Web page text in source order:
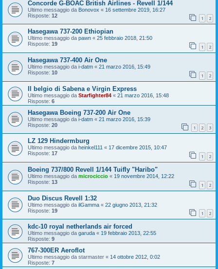
Concorde G-BOAC British Airlines - Revell 1/144
Ultimo messaggio da Bonovox « 16 settembre 2019, 16:27
Risposte: 12 1 2
Hasegawa 737-200 Ethiopian
Ultimo messaggio da pawn « 25 febbraio 2018, 21:50
Risposte: 19 1 2
Hasegawa 737-400 Air One
Ultimo messaggio da i-datm « 21 marzo 2016, 15:49
Risposte: 10 1 2
Il belgio di Sabena e Virgin Express
Ultimo messaggio da Starfighter84 « 21 marzo 2016, 15:48
Risposte: 6
Hasegawa Boeing 737-200 Air One
Ultimo messaggio da i-datm « 21 marzo 2016, 15:39
Risposte: 20 1 2 3
LZ 129 Hindermburg
Ultimo messaggio da heinkel111 « 17 dicembre 2015, 10:47
Risposte: 17 1 2
Boeing 737/800 Revell 1/144 Tuifly "Haribo"
Ultimo messaggio da microciccio « 19 novembre 2014, 12:22
Risposte: 13 1 2
Duo Discus Revell 1:32
Ultimo messaggio da ilGamma « 22 giugno 2013, 21:32
Risposte: 19 1 2
kdc-10 royal netherlands air forced
Ultimo messaggio da garuda « 19 febbraio 2013, 22:55
Risposte: 9
767-300ER Aeroflot
Ultimo messaggio da starmaster « 14 ottobre 2012, 0:02
Risposte: 7